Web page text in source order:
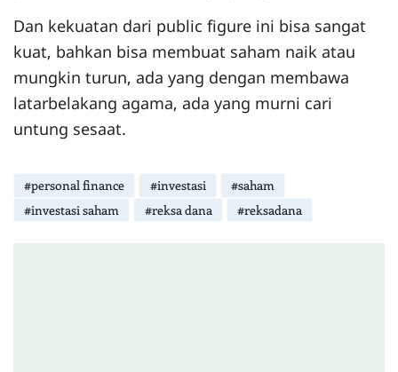
Dan kekuatan dari public figure ini bisa sangat
kuat, bahkan bisa membuat saham naik atau
mungkin turun, ada yang dengan membawa
latarbelakang agama, ada yang murni cari
untung sesaat.
#personal finance #investasi
#saham
#investasi saham
#reksa dana #reksadana